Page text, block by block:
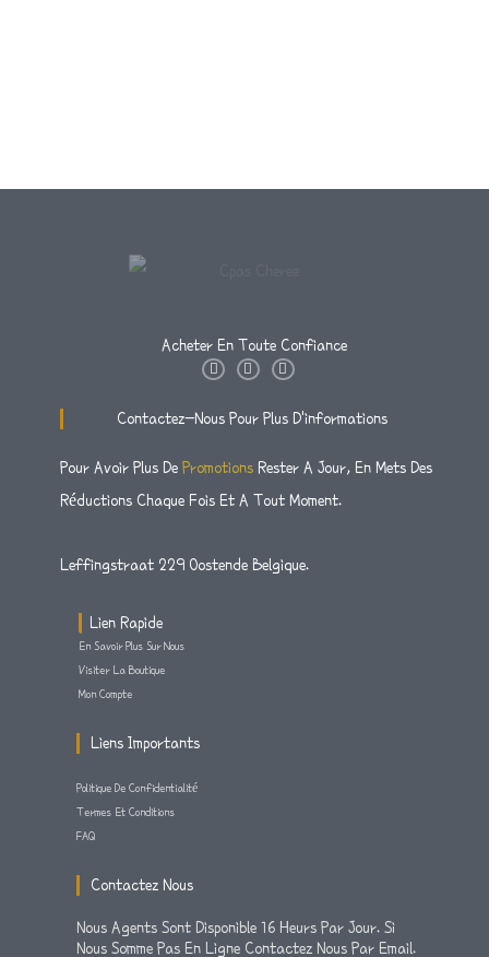
Acheter En Toute Confiance
I
T
A
T
T
F
E
O
K
F
Contactez-Nous Pour Plus D'informations
Pour Avoir Plus De Promotions Rester A Jour, En Mets Des
Réductions Chaque Fois Et A Tout Moment.
Leffingstraat 229 Oostende Belgique.
Lien Rapide
En Savoir Plus Sur Nous
Visiter La Boutique
Mon Compte
Liens Importants
Politique De Confidentialité
Termes Et Conditions
FAQ
Contactez Nous
Nous Agents Sont Disponible 16 Heurs Par Jour. Si
Nous Somme Pas En Ligne Contactez Nous Par Email.